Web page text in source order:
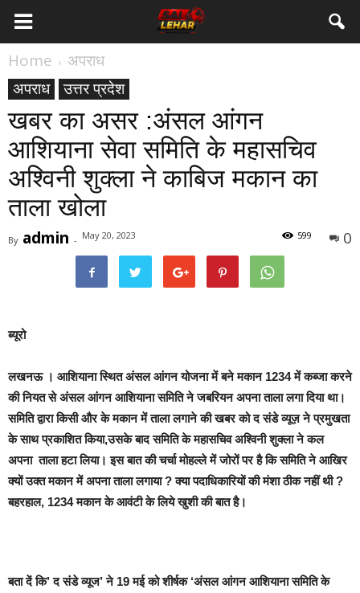
Home
अपराध
अपराध
उत्तर प्रदेश
खबर का असर :अंसल आंगन
आशियाना सेवा समिति के महासचिव
अश्विनी शुक्ला ने काबिज मकान का
ताला खोला
By admin - May 20, 2023 0
599
ब्यूरो
लखनऊ। आशियाना स्थितअंसल आंगन योजना में बने मकान 1234 में कब्जा करने
की नियत से अंसल आंगन आशियाना समिति ने जबरियन अपना ताला लगा दिया था।
समिति द्वाराकिसी और के मकान में ताला लगाने की खबर को द संडे व्यूज़ ने प्रमुखता
के साथ प्रकाशित किया,उसके बाद समिति के महासचिव अश्विनी शुक्ला ने कल
अपना ताला हटा लिया। इस बात कीचर्चा मोहल्ले में जोरों पर है कि समिति ने आखिर
क्यों उक्त मकान में अपना ताला लगाया ? क्या पदाधिकारियों की मंशा ठीक नहीं थी ?
बहरहाल, 1234 मकान के आवंटी के लिये खुशी की बात है।
बता दें कि’द संडे व्यूज’ने 19 मई को शीर्षक ‘अंसल आंगन आशियाना समिति के